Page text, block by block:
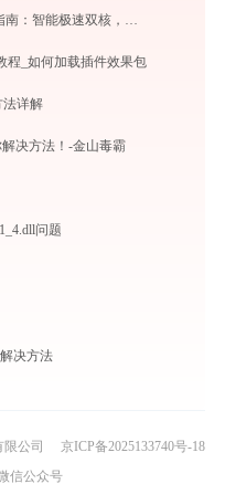
猎豹安全浏览器电脑版下载安装指南：智能极速双核，畅享安全无弹窗上网体验
程_如何加载插件效果包
法详解
决方法！-金山毒霸
问题
决方法
公司
京ICP备2025133740号-18
信公众号